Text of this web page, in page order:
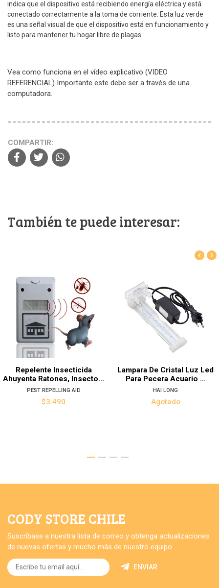
indica que el dispositivo está recibiendo energía eléctrica y está
conectado correctamente a la toma de corriente. Esta luz verde
es una señal visual de que el dispositivo está en funcionamiento y
listo para mantener tu hogar libre de plagas.
Vea como funciona en el vídeo explicativo (VIDEO
REFERENCIAL) Importante este debe ser a través de una
computadora.
COMPARTIR:
También te puede interesar:
Repelente Insecticida
Ahuyenta Ratones, Insecto...
PEST REPELLING AID
$3.490
Lampara De Cristal Luz Led
Para Pecera Acuario ...
HAI LONG
Agotado
‹ ›
CODY STORE CHILE
Suscríbase a nuestra lista de correo y obtenga actualizaciones
de nuevas ofertas y mucho más de nuestro equipo.
ENVIAR